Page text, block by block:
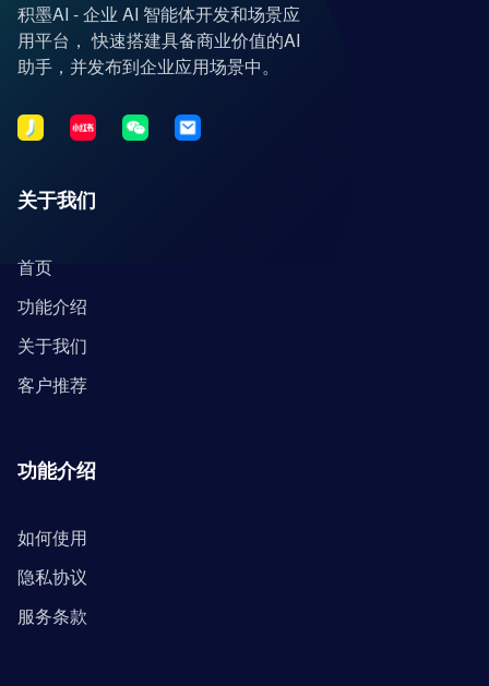
积墨AI - 企业 AI 智能体开发和场景应
用平台， 快速搭建具备商业价值的AI
助手，并发布到企业应用场景中。
关于我们
首页
功能介绍
关于我们
客户推荐
功能介绍
如何使用
隐私协议
服务条款